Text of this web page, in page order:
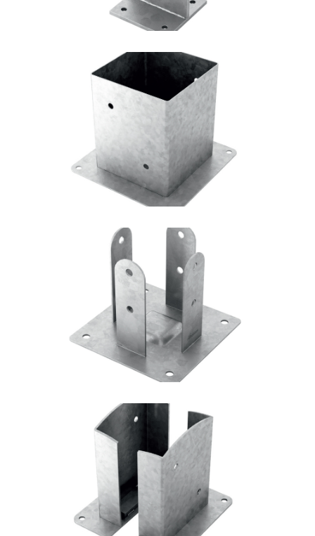
Portapilastro TYP F50
ROTHOBLAAS
Portapilastro TYP F51
ROTHOBLAAS
Portapilastro TYP FD20
ROTHOBLAAS